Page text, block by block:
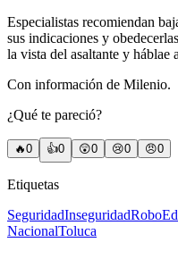
Especialistas recomiendan
sus indicaciones y
la vista del asaltante y háblae
Con información de Milenio.
¿Qué te pareció?
🔥0 👍0 😲0 😢0 😠0
Etiquetas
SeguridadInseguridadRobo
NacionalToluca